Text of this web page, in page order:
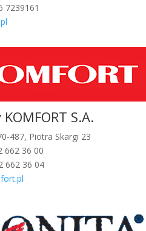
7239161
S.A.
487, Piotra Skargi 23
662 36 00
662 36 04